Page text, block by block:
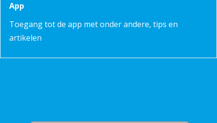
App
Toegang tot de app met onder andere, tips en
artikelen